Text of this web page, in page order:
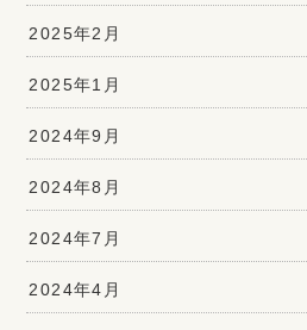
2025年2月
2025年1月
2024年9月
2024年8月
2024年7月
2024年4月